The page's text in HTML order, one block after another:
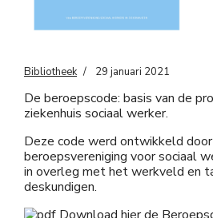
Bibliotheek 29 januari 2021
De beroepscode: basis van de
ziekenhuis sociaal werker.
Deze code werd ontwikkeld
beroepsvereniging voor sociaal
in overleg met het werkveld en
deskundigen.
Download hier de